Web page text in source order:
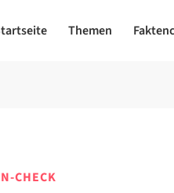
Themen
CHECK